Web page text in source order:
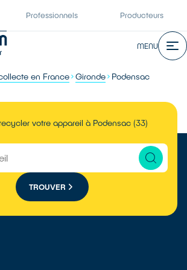
Professionnels Producteurs
MENU
en France Gironde Podensac
votre appareil à Podensac (33)
TROUVER